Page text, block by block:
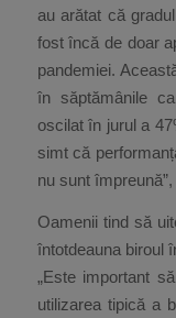
au arătat că
fost încă de doar
pandemiei.
în săptămânile
oscilat în jurul a
simt că
nu sunt
Oamenii tind să
întotdeauna biroul
„Este important
utilizarea tipică a